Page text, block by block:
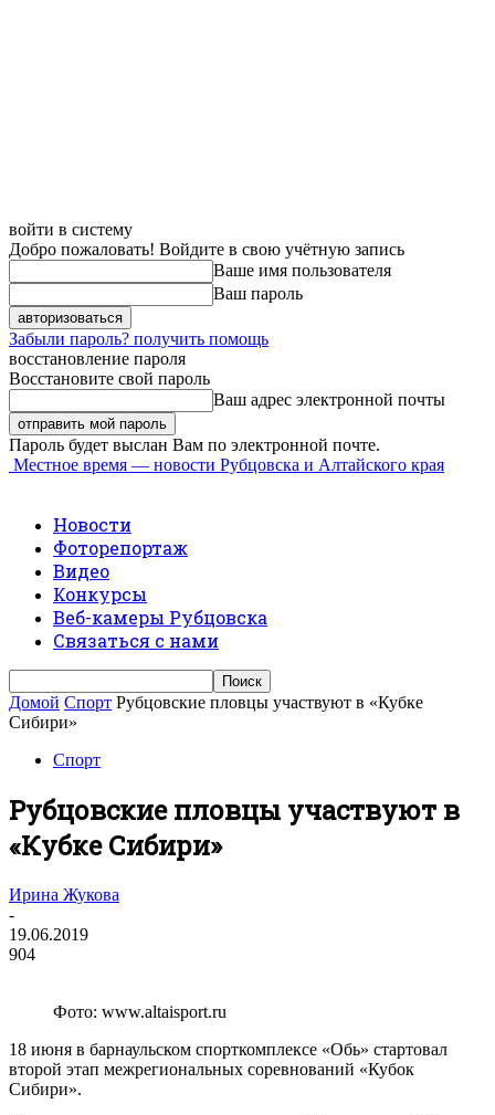
войти в систему
Добро пожаловать! Войдите в свою учётную запись
Ваше имя пользователя
Ваш пароль
Забыли пароль? получить помощь
восстановление пароля
Восстановите свой пароль
Ваш адрес электронной почты
Пароль будет выслан Вам по электронной почте.
Местное время — новости Рубцовска и Алтайского края
Новости
Фоторепортаж
Видео
Конкурсы
Веб-камеры Рубцовска
Связаться с нами
Домой Спорт Рубцовские пловцы участвуют в «Кубке
Сибири»
Спорт
Рубцовские пловцы участвуют в
«Кубке Сибири»
Ирина Жукова
-
19.06.2019
904
Фото: www.altaisport.ru
18 июня в барнаульском спорткомплексе «Обь» стартовал
второй этап межрегиональных соревнований «Кубок
Сибири».